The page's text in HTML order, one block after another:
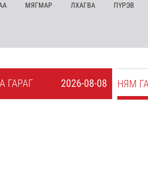
МЯГМАР ЛХАГВА ПҮРЭВ
2026-08-08
ГАРАГ НЯМ